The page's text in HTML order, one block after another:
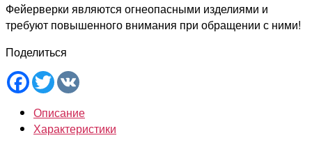
Фейерверки являются огнеопасными изделиями и
требуют повышенного внимания при обращении с ними!
Поделиться
Facebook
Twitter
Описание
Характеристики